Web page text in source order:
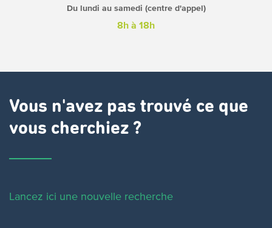
Du lundi au samedi (centre d'appel)
8h à 18h
Vous n'avez pas trouvé ce que
vous cherchiez ?
Lancez ici une nouvelle recherche